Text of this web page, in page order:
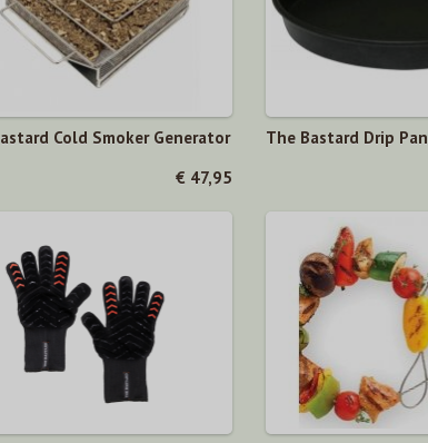
Cold Smoker Generator
€ 47,95
The Bastard Drip Pan